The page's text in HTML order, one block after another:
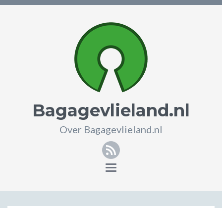
Bagagevlieland.nl
Over Bagagevlieland.nl
RSS
Toggle